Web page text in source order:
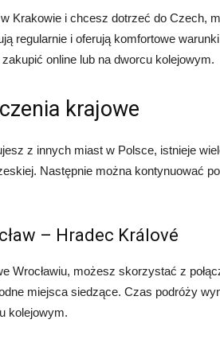
Krakowie i chcesz dotrzeć do Czech,
regularnie i oferują komfortowe
online lub na dworcu kolejowym.
krajowe
z innych miast w Polsce, istnieje
Następnie można kontynuować
– Hradec Králové
Wrocławiu, możesz skorzystać z
miejsca siedzące. Czas podróży
kolejowym.